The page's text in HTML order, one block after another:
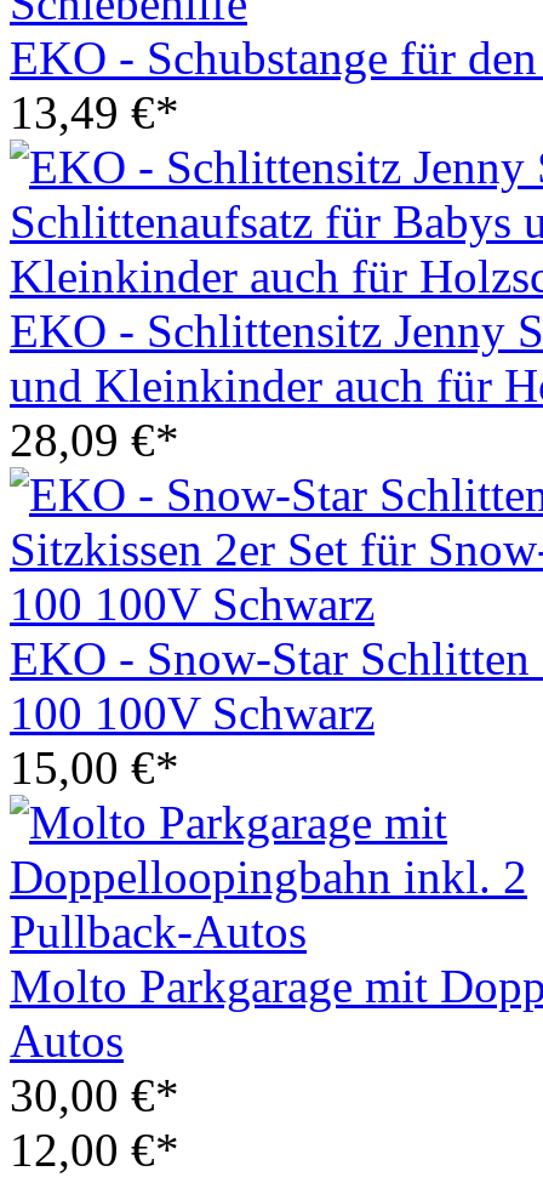
EKO - Schubstange für
13,49 €*
EKO - Schlittensitz Jenny
und Kleinkinder auch für
28,09 €*
EKO - Snow-Star
100 100V Schwarz
15,00 €*
Molto Parkgarage mit
Autos
30,00 €*
12,00 €*